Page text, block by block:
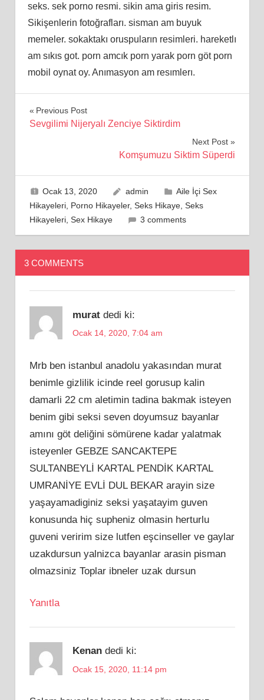
seks. sek porno resmi. sikin ama giris resim.
Sikişenlerin fotoğrafları. sisman am buyuk
memeler. sokaktakı oruspuların resimleri. hareketlı
am sıkıs got. porn amcık porn yarak porn göt porn
mobil oynat oy. Anımasyon am resımlerı.
Yazı
Previous Post
Sevgilimi Nijeryalı Zenciye Siktirdim
Next Post
Komşumuzu Siktim Süperdi
Ocak 13, 2020 admin
Aile İçi Sex
Hikayeleri, Porno Hikayeler, Seks Hikaye, Seks
Hikayeleri, Sex Hikaye 3 comments
3 COMMENTS
murat dedi ki:
Ocak 14, 2020, 7:04 am
Mrb ben istanbul anadolu yakasından murat
benimle gizlilik icinde reel gorusup kalin
damarli 22 cm aletimin tadina bakmak isteyen
benim gibi seksi seven doyumsuz bayanlar
amını göt deliğini sömürene kadar yalatmak
isteyenler GEBZE SANCAKTEPE
SULTANBEYLİ KARTAL PENDİK KARTAL
UMRANİYE EVLİ DUL BEKAR arayin size
yaşayamadiginiz seksi yaşatayim guven
konusunda hiç supheniz olmasin herturlu
guveni veririm size lutfen eşcinseller ve gaylar
uzakdursun yalnizca bayanlar arasin pisman
olmazsiniz Toplar ibneler uzak dursun
Yanıtla
Kenan dedi ki:
Ocak 15, 2020, 11:14 pm